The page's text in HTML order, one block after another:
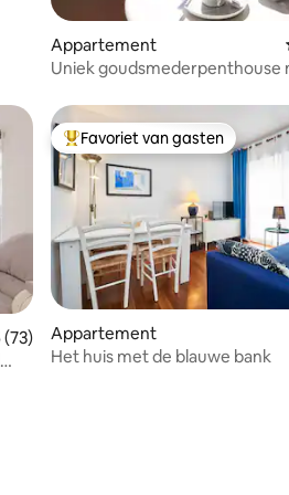
Appartement
Uniek goudsmederpenthouse
beoordeling van 4,86 op 5, 73
Topfavoriet van gasten
Favoriet van gasten
Appartement
Het huis met de blauwe bank